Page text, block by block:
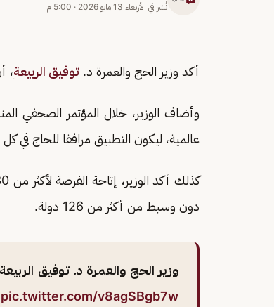
نُشر في الأربعاء 13 مايو 2026 · 5:00 م
أكد وزير الحج والعمرة د. توفيق الربيعة،
وأضاف الوزير، خلال المؤتمر الصحفي
عالمية، ليكون التطبيق مرافقا للحاج
كذلك أكد الوزير، إتاحة الفرصة لأكثر من 30 شركة
دون وسيط من أكثر من 126 دولة.
وزير الحج والعمرة د. توفيق الربيعة: تطبيق نسك
pic.twitter.com/v8agSBgb7w